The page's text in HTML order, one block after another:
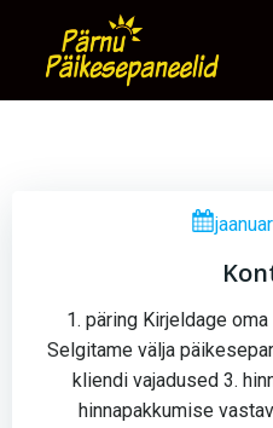
1. päring Kirjeldage
Selgitame välja
kliendi vajadused 3.
hinnapakkumise